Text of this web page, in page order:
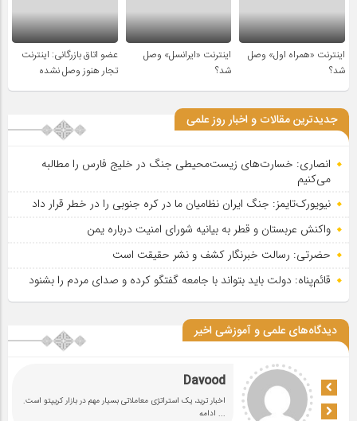
اینترنت «همراه اول» وصل
شد؟
اینترنت «ایرانسل» وصل
شد؟
عضو اتاق بازرگانی: اینترنت
تجار هنوز وصل نشده
جدیدترین مقالات و اخبار روز علمی
انصاری: خسارت‌های زیست‌محیطی جنگ در خلیج فارس را مطالبه‌
می‌کنیم
نیویورک‌تایمز: جنگ ایران نظامیان ما در کره جنوبی را در خطر قرار داد
واکنش عربستان و قطر به بیانیه شورای امنیت درباره یمن
حضرتی: رسالت خبرنگار کشف و نشر حقیقت است
قائم‌پناه: دولت باید بتواند با جامعه گفتگو کرده و صدای مردم را بشنود
دیدگاه‌های علمی و آموزشی اخیر
Davood
اخبار ترید، یک استراتژی معاملاتی بسیار مهم در بازار کریپتو است.
... ادامه